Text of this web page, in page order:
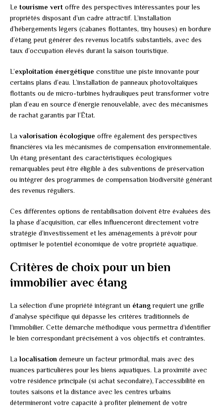
Le tourisme vert offre des perspectives intéressantes pour les
propriétés disposant d’un cadre attractif. L’installation
d’hébergements légers (cabanes flottantes, tiny houses) en bordure
d’étang peut générer des revenus locatifs substantiels, avec des
taux d’occupation élevés durant la saison touristique.
L’exploitation énergétique constitue une piste innovante pour
certains plans d’eau. L’installation de panneaux photovoltaïques
flottants ou de micro-turbines hydrauliques peut transformer votre
plan d’eau en source d’énergie renouvelable, avec des mécanismes
de rachat garantis par l’État.
La valorisation écologique offre également des perspectives
financières via les mécanismes de compensation environnementale.
Un étang présentant des caractéristiques écologiques
remarquables peut être éligible à des subventions de préservation
ou intégrer des programmes de compensation biodiversité générant
des revenus réguliers.
Ces différentes options de rentabilisation doivent être évaluées dès
la phase d’acquisition, car elles influenceront directement votre
stratégie d’investissement et les aménagements à prévoir pour
optimiser le potentiel économique de votre propriété aquatique.
Critères de choix pour un bien
immobilier avec étang
La sélection d’une propriété intégrant un étangrequiert une grille
d’analyse spécifique qui dépasse les critères traditionnels de
l’immobilier. Cette démarche méthodique vous permettra d’identifier
le bien correspondant précisément à vos objectifs et contraintes.
La localisation demeure un facteur primordial, mais avec des
nuances particulières pour les biens aquatiques. La proximité avec
votre résidence principale (si achat secondaire), l’accessibilité en
toutes saisons et la distance avec les centres urbains
détermineront votre capacité à profiter pleinement de votre